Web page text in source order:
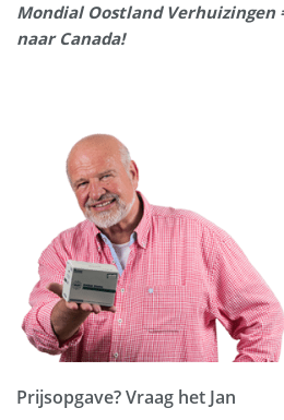
Mondial Oostland Verhuizingen
naar Canada!
Prijsopgave? Vraag het Jan